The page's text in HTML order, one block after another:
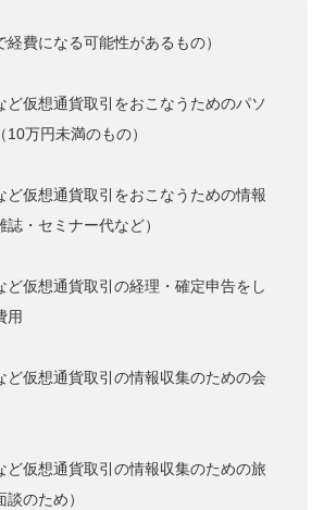
経費になる可能性があるもの）
仮想通貨取引をおこなうためのパソ
万円未満のもの）
仮想通貨取引をおこなうための情報
・セミナー代など）
仮想通貨取引の経理・確定申告をし
用
仮想通貨取引の情報収集のための会
仮想通貨取引の情報収集のための旅
のため）